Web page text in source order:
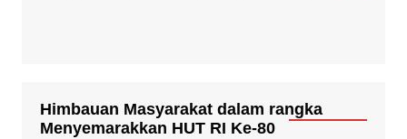
Himbauan Masyarakat dalam rangka
Menyemarakkan HUT RI Ke-80